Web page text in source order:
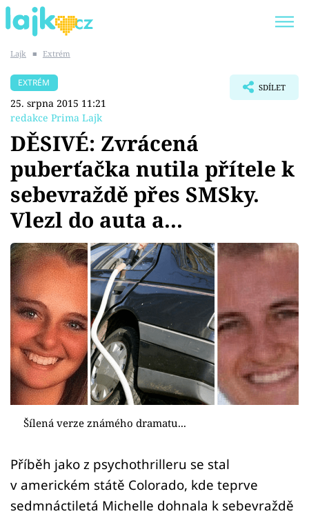
SHOPAHOLICADEL
Témata
Showbyznys
Youtubeři
Virály
Sex a vztahy
Videa
Sledujte prima+
Přihlášení
Sledujte nás
Lajk ■ Extrém
EXTRÉM
25. srpna 2015 11:21
redakce Prima Lajk
SDÍLET
DĚSIVÉ: Zvrácená
puberťačka nutila přítele k
sebevraždě přes SMSky.
Vlezl do auta a...
Šílená verze známého dramatu...
Příběh jako z psychothrilleru se stal
v americkém státě Colorado, kde teprve
sedmnáctiletá Michelle dohnala k sebevraždě